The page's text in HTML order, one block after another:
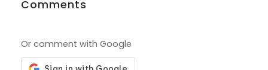
Comments
Or comment with Google